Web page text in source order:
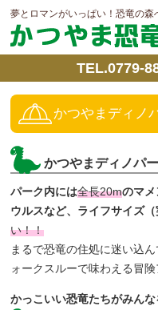
夢とロマンがいっぱい！恐竜の森
TEL.0779-
かつやまディノ
かつやまディノパ
パーク内には全長20mのマ
ウルスなど、ライフサイズ
い！！
まるで恐竜の住処に迷い込
ォークスルーで味わえる冒
かっこいい恐竜たちがみんな